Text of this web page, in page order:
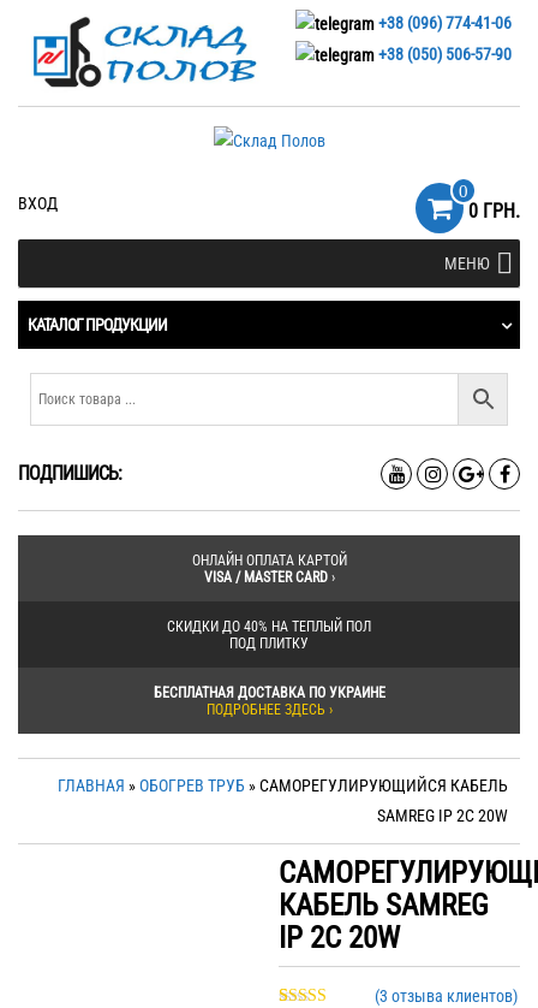
+38 (096) 774-41-06
+38 (050) 506-57-90
ВХОД
0
0 ГРН.
МЕНЮ
КАТАЛОГ ПРОДУКЦИИ
ПОДПИШИСЬ:
ОНЛАЙН ОПЛАТА КАРТОЙ
VISA / MASTER CARD›
СКИДКИ ДО 40% НА ТЕПЛЫЙ ПОЛ
ПОД ПЛИТКУ
БЕСПЛАТНАЯ ДОСТАВКА ПО УКРАИНЕ
ПОДРОБНЕЕ ЗДЕСЬ ›
ГЛАВНАЯ »ОБОГРЕВ ТРУБ » САМОРЕГУЛИРУЮЩИЙСЯ КАБЕЛЬ
SAMREG IP 2C 20W
КАБЕЛЬ SAMREG
IP 2C 20W
(3 отзыва клиентов)